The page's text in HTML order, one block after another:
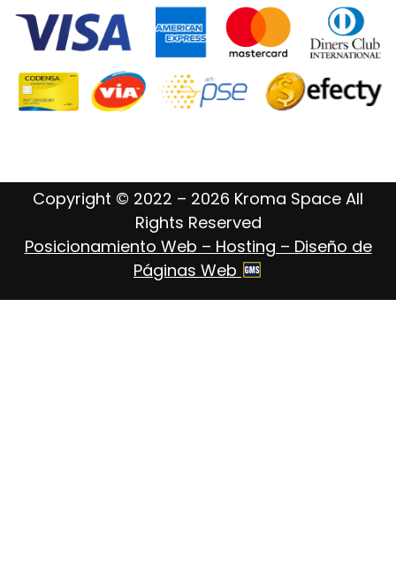
Copyright © 2022 – 2026 Kroma Space All
Rights Reserved
Posicionamiento Web – Hosting – Diseño de
Páginas Web